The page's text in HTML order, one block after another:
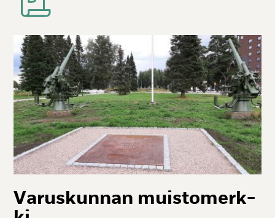
Va­rus­kun­nan muis­to­merk­